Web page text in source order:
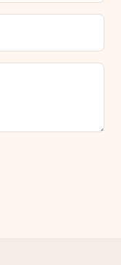
doručení. Dárek,
balíček nebo jako
na kterou
prosím náš
V případě ručního
dodací lhůtu 3 dny